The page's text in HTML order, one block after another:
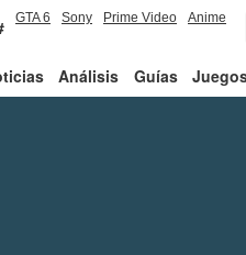
GTA 6 Sony Prime Video Anime
Análisis Guías